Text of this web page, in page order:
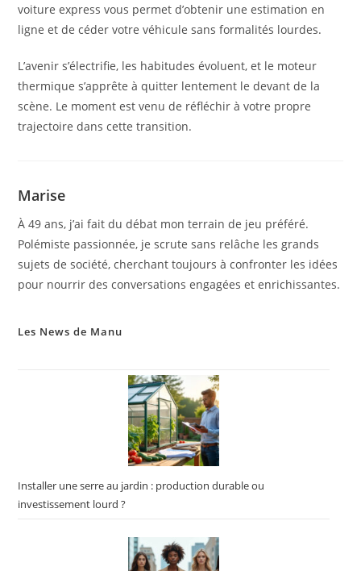
voiture express vous permet d’obtenir une estimation en
ligne et de céder votre véhicule sans formalités lourdes.
L’avenir s’électrifie, les habitudes évoluent, et le moteur
thermique s’apprête à quitter lentement le devant de la
scène. Le moment est venu de réfléchir à votre propre
trajectoire dans cette transition.
Marise
À 49 ans, j’ai fait du débat mon terrain de jeu préféré.
Polémiste passionnée, je scrute sans relâche les grands
sujets de société, cherchant toujours à confronter les idées
pour nourrir des conversations engagées et enrichissantes.
Les News de Manu
Installer une serre au jardin : production durable ou
investissement lourd ?